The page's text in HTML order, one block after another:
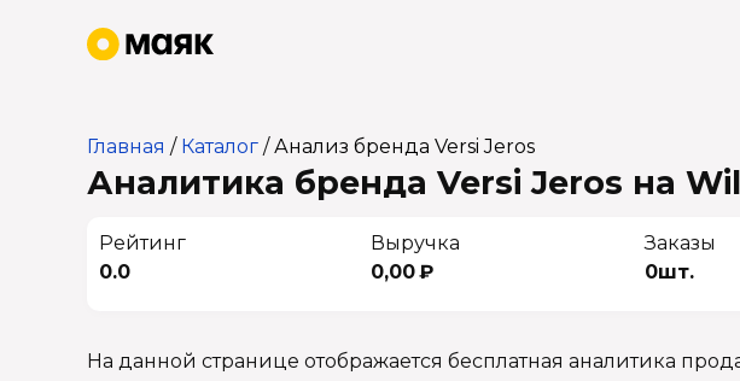
Главная / Каталог /Анализ бренда Versi Jeros
Аналитика бренда Versi Jeros на
Рейтинг
0.0
Выручка
0,00 ₽
Заказы
0шт.
На данной странице отображается бесплатная аналитика